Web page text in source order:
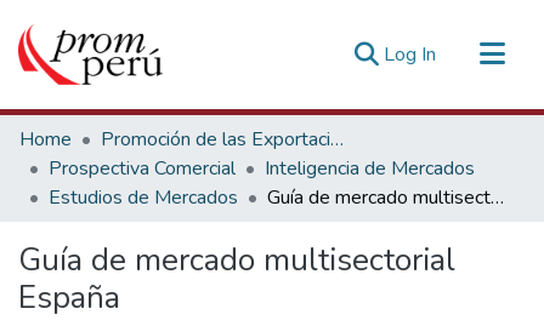
Log In (current)
Communities & Collections
All of DSpace
Statistics
Estadísticas Externas
Home
Promoción de las Exportaciones
Prospectiva Comercial
Inteligencia de Mercados
Estudios de Mercados
Guía de mercado multisectorial España
Guía de mercado multisectorial
España